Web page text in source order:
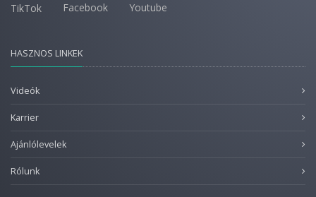
TikTok Facebook Youtube
HASZNOS LINKEK
Videók
Karrier
Ajánlólevelek
Rólunk